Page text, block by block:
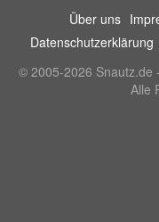
Über uns
Datenschutzerklärung
© 2005-2026 Snautz.de
Alle